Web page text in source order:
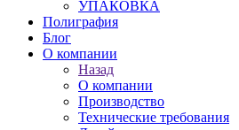
УПАКОВКА
Полиграфия
Блог
О компании
Назад
О компании
Производство
Технические требования